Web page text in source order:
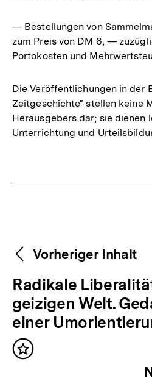
— Bestellungen von
zum Preis von DM 6, —
Portokosten und
Die Veröffentlichungen in der
Zeitgeschichte" stellen keine
Herausgebers dar; sie dienen
Unterrichtung und
Weitere
Inhalte
Content-
Navigation
Vorheriger Inhalt
V
o
r
h
e
Radikale
geizigen Welt.
einer
Inhalt